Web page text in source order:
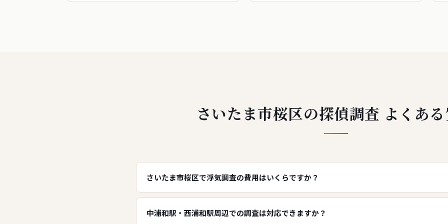
さいたま市桜区の探偵調査 よくあ
さいたま市桜区で浮気調査の費用はいくらですか？
中浦和駅・西浦和駅周辺での調査は対応できますか？